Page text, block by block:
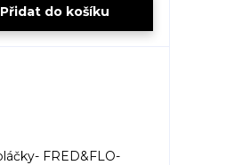
Přidat do košíku